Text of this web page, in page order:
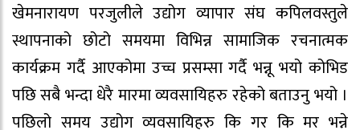
खेमनारायण परजुलीले उद्योग व्यापार संघ कपिलवस्तुले
स्थापनाको छोटो समयमा विभिन्न सामाजिक रचनात्मक
कार्यक्रम गर्दै आएकोमा उच्च प्रसम्सा गर्दै भन्नू भयो कोभिड
पछि सबै भन्दा धेरै मारमा व्यवसायिहरु रहेको बताउनु भयो ।
पछिलो समय उद्योग व्यवसायिहरु कि गर कि मर भन्ने